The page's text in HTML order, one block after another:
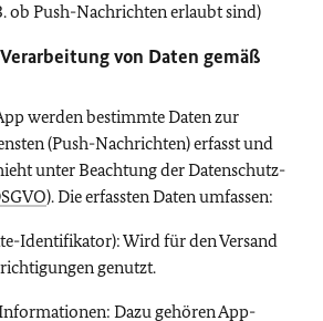
ob Push-Nachrichten erlaubt sind)
von Daten gemäß
werden bestimmte Daten zur
(Push-Nachrichten) erfasst und
unter Beachtung der Datenschutz-
). Die erfassten Daten umfassen:
Identifikator): Wird für den Versand
genutzt.
Dazu gehören App-